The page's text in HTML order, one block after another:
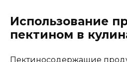
Использование
пектином в
Пектиносодержащие